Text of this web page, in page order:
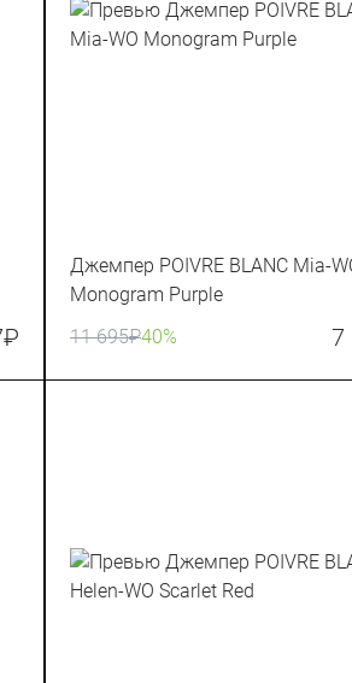
₽
Джемпер POIVRE BLANC Mia-
Monogram Purple
11 695₽40% 7